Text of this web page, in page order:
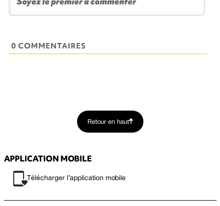
0 COMMENTAIRES
Retour en haut
APPLICATION MOBILE
Télécharger l’application mobile